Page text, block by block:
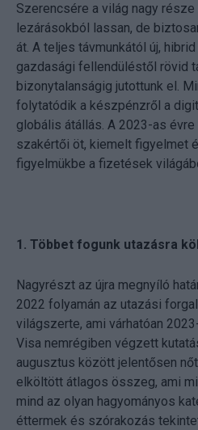
Szerencsére a világ nagy része
lezárásokból lassan, de
át. A teljes távmunkától új,
gazdasági fellendüléstől rövid
bizonytalanságig jutottunk el.
folytatódik a készpénzről a
globális átállás. A 2023-as
szakértői öt, kiemelt figyelmet
figyelmükbe a fizetések
1. Többet fogunk utazásra
Nagyrészt az újra megnyíló
2022 folyamán az utazási
világszerte, ami várhatóan
Visa nemrégiben végzett
augusztus között jelentősen
elköltött átlagos összeg, ami
mind az olyan hagyományos
éttermek és szórakozás